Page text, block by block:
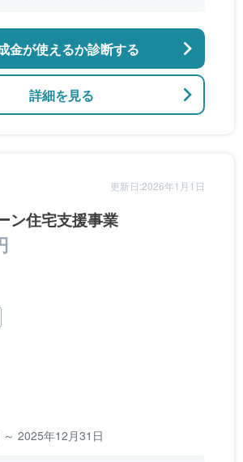
詳細を見る
金が使えるか診断する
更新日:2026年1月1日
ン住宅支援事業
2025年12月31日